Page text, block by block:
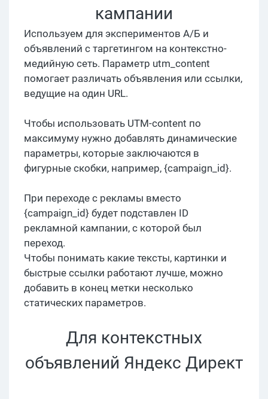
кампании
Используем для экспериментов A/Б и
объявлений с таргетингом на контекстно-
медийную сеть. Параметр utm_content
помогает различать объявления или ссылки,
ведущие на один URL.
Чтобы использовать UTM-content по
максимуму нужно добавлять динамические
параметры, которые заключаются в
фигурные скобки, например, {campaign_id}.
При переходе с рекламы вместо
{campaign_id} будет подставлен ID
рекламной кампании, с которой был
переход.
Чтобы понимать какие тексты, картинки и
быстрые ссылки работают лучше, можно
добавить в конец метки несколько
статических параметров.
Для контекстных
объявлений Яндекс Директ